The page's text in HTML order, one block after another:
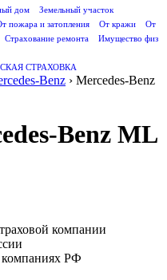
дом
Земельный участок
пожара и затопления От кражи
От
Страхование ремонта
Имущество физ
СТРАХОВКА
Benz › Mercedes-Benz
Benz ML
компании
компаниях РФ